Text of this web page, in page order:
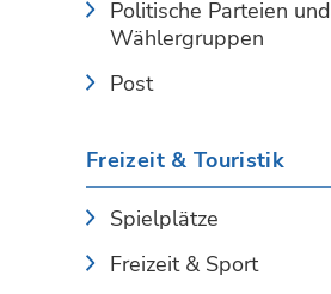
Politische Parteien und
Wählergruppen
Post
Freizeit & Touristik
Spielplätze
Freizeit & Sport